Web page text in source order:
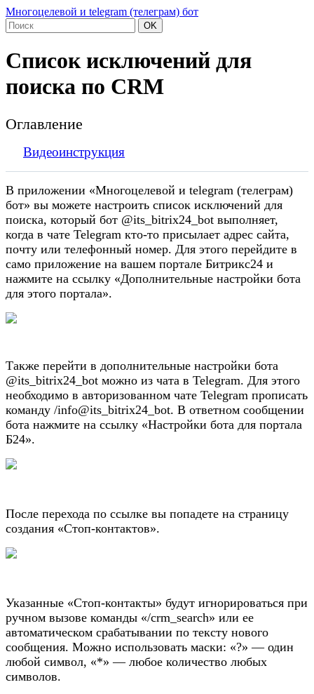
Многоцелевой и telegram (телеграм) бот
OK
Список исключений для
поиска по CRM
Оглавление
Видеоинструкция
В приложении «Многоцелевой и telegram (телеграм)
бот» вы можете настроить список исключений для
поиска, который бот @its_bitrix24_bot выполняет,
когда в чате Telegram кто-то присылает адрес сайта,
почту или телефонный номер. Для этого перейдите в
само приложение на вашем портале Битрикс24 и
нажмите на ссылку «Дополнительные настройки бота
для этого портала».
Также перейти в дополнительные настройки бота
@its_bitrix24_bot можно из чата в Telegram. Для этого
необходимо в авторизованном чате Telegram прописать
команду /info@its_bitrix24_bot. В ответном сообщении
бота нажмите на ссылку «Настройки бота для портала
Б24».
После перехода по ссылке вы попадете на страницу
создания «Стоп-контактов».
Указанные «Стоп-контакты» будут игнорироваться при
ручном вызове команды «/crm_search» или ее
автоматическом срабатывании по тексту нового
сообщения. Можно использовать маски: «?» — один
любой символ, «*» — любое количество любых
символов.